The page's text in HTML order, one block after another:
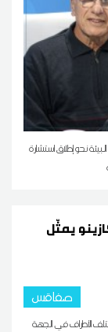
نحو إطلاق استشارة
يمثّل
صفاقس
الأطراف في الجهة